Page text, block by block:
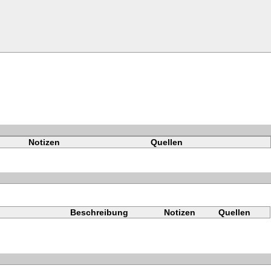
Notizen Quellen
Beschreibung Notizen Quellen